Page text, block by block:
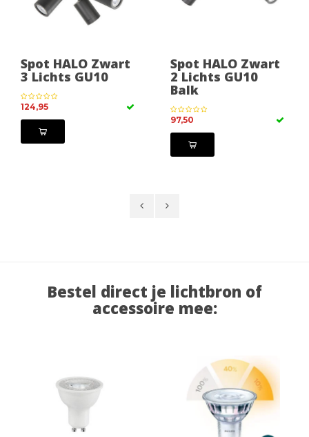
Spot HALO Zwart
3 Lichts GU10
124,95
Spot HALO Zwart
2 Lichts GU10
Balk
97,50
Bestel direct je lichtbron of
accessoire mee: